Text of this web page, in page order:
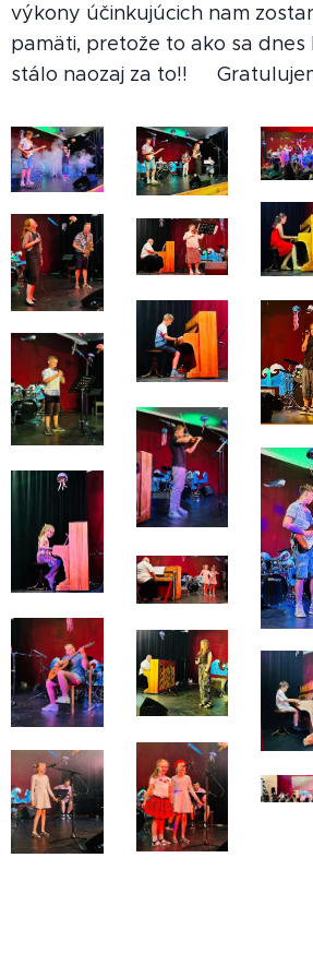
výkony účinkujúcich nam
pamäti, pretože to ako sa
stálo naozaj za to!!